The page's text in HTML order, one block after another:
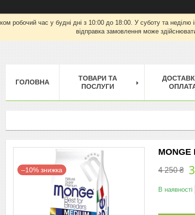
робочий час у будні дні з 10:00 до 18:00. У суботу та
відправка замовлення може
ГОЛОВНА
ТОВАРИ ТА
ПОСЛУГИ
–10%
MONGE
4 250 ₴
В наявності